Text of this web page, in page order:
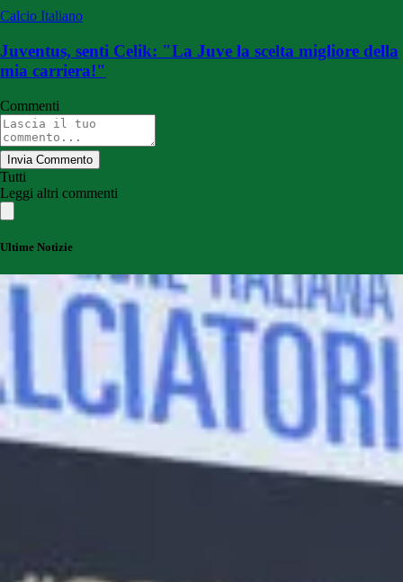
Calcio Italiano
Juventus, senti Celik: "La Juve la scelta migliore della
mia carriera!"
Commenti
Invia Commento
Tutti
Leggi altri commenti
Ultime Notizie